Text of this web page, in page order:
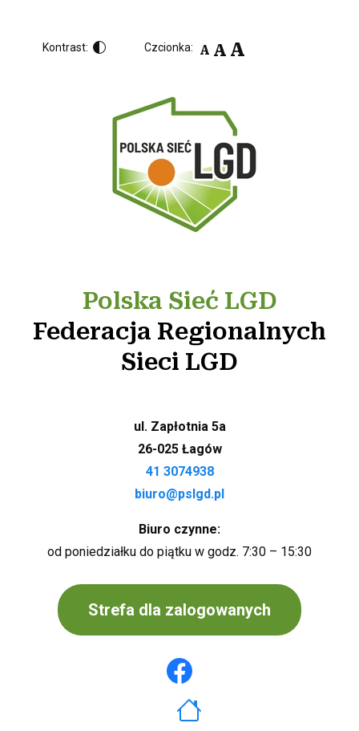
Kontrast: Czcionka: A A A
Polska Sieć LGD
Federacja Regionalnych
Sieci LGD
ul. Zapłotnia 5a
26-025 Łagów
41 3074938
biuro@pslgd.pl
Biuro czynne:
od poniedziałku do piątku w godz. 7:30 – 15:30
Strefa dla zalogowanych